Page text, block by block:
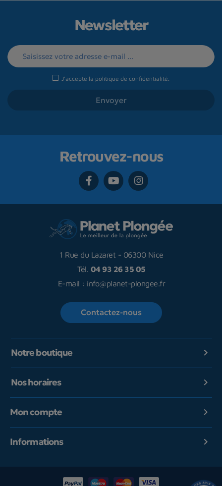
Newsletter
J'accepte la politique de confidentialité
Retrouvez-nous
1 Rue du Lazaret - 06300 Nice
Tél. 04 93 26 35 05
E-mail : info@planet-plongee.fr
Contactez-nous
Notre boutique 
Nos horaires 
Mon compte 
Informations 